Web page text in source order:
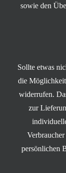
sowie den
Sollte etwas
die
widerrufen.
zur
persönlichen